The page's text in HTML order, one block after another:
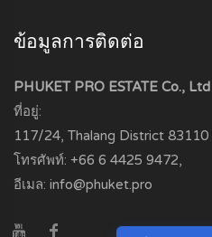
ข้อมูลการติดต่อ
PHUKET PRO ESTATE Co., Ltd
ที่อยู่:
117/24, Thalang District 83110
โทรศัพท์: +66 6 4425 9472
อีเมล: info@phuket.pro